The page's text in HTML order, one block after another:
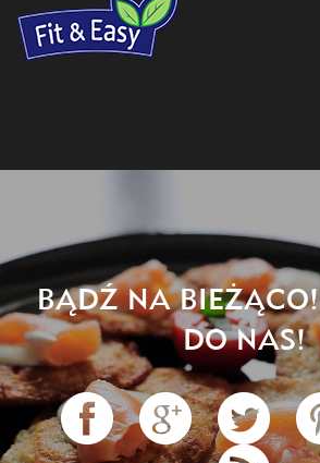
BĄDŹ NA
DO NAS!